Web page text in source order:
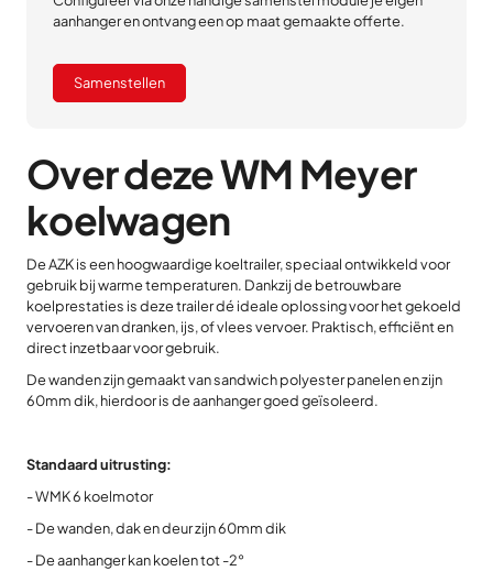
aanhanger en ontvang een op maat gemaakte offerte.
Samenstellen
Over deze WM Meyer
koelwagen
De AZK is een hoogwaardige koeltrailer, speciaal ontwikkeld voor
gebruik bij warme temperaturen. Dankzij de betrouwbare
koelprestaties is deze trailer dé ideale oplossing voor het gekoeld
vervoeren van dranken, ijs, of vlees vervoer. Praktisch, efficiënt en
direct inzetbaar voor gebruik.
De wanden zijn gemaakt van sandwich polyester panelen en zijn
60mm dik, hierdoor is de aanhanger goed geïsoleerd.
Standaard uitrusting:
- WMK 6 koelmotor
- De wanden, dak en deur zijn 60mm dik
- De aanhanger kan koelen tot -2°